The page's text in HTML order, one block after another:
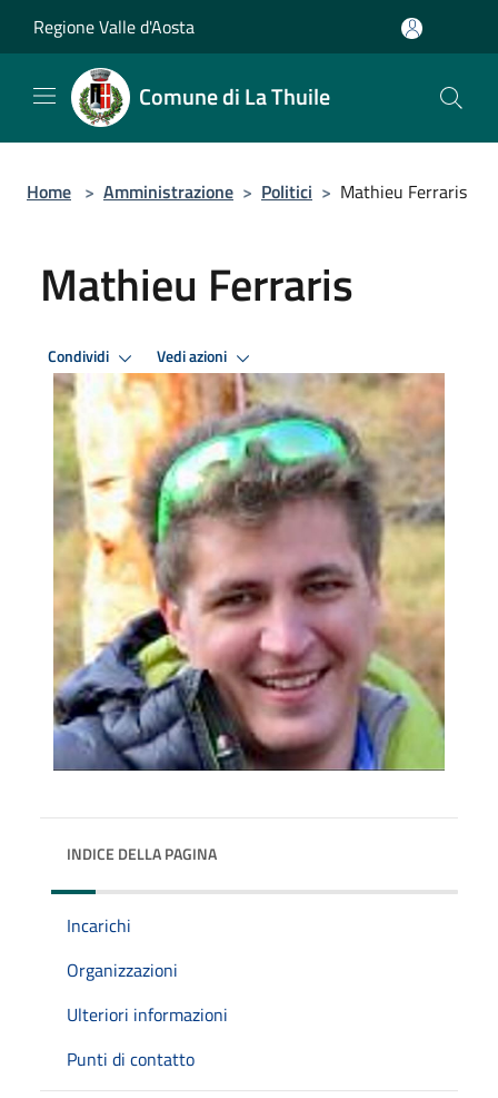
Regione Valle d'Aosta
Comune di La Thuile
Home > Amministrazione > Politici > Mathieu Ferraris
Mathieu Ferraris
Condividi Vedi azioni
INDICE DELLA PAGINA
Incarichi
Organizzazioni
Ulteriori informazioni
Punti di contatto